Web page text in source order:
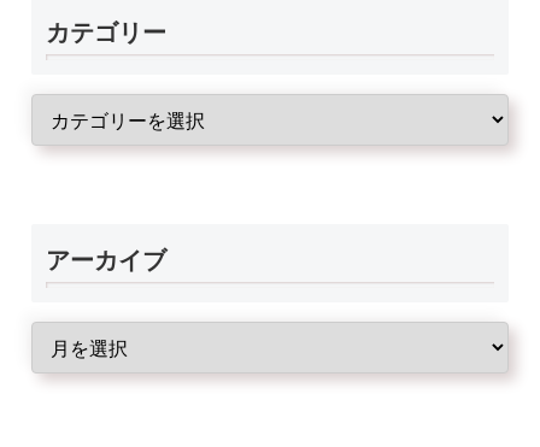
カテゴリー
アーカイブ